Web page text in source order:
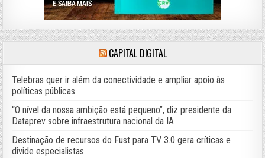
CAPITAL DIGITAL
Telebras quer ir além da conectividade e ampliar apoio às
políticas públicas
“O nível da nossa ambição está pequeno”, diz presidente da
Dataprev sobre infraestrutura nacional da IA
Destinação de recursos do Fust para TV 3.0 gera críticas e
divide especialistas